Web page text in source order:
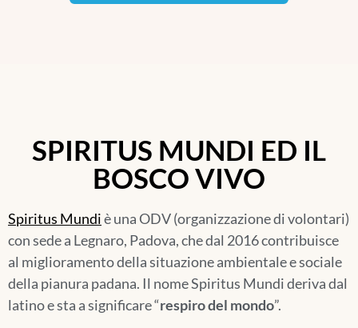
SPIRITUS MUNDI ED IL
BOSCO VIVO
Spiritus Mundiè una ODV (organizzazione di volontari)
con sede a Legnaro, Padova, che dal 2016 contribuisce
al miglioramento della situazione ambientale e sociale
della pianura padana. Il nome Spiritus Mundi deriva dal
latino e sta a significare “respiro del mondo”.